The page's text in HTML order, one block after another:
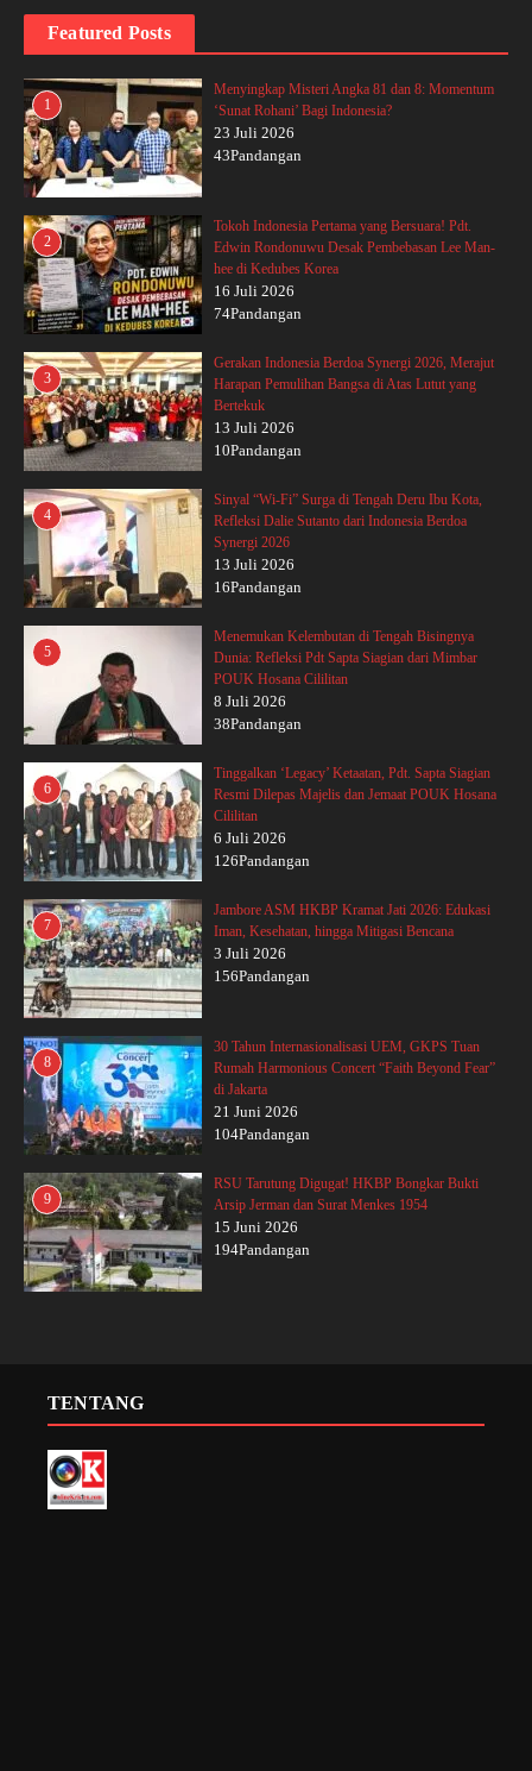
Featured Posts
1
Menyingkap Misteri Angka 81 dan 8: Momentum
‘Sunat Rohani’ Bagi Indonesia?
23 Juli 2026
43Pandangan
2
Tokoh Indonesia Pertama yang Bersuara! Pdt.
Edwin Rondonuwu Desak Pembebasan Lee Man-
hee di Kedubes Korea
16 Juli 2026
74Pandangan
3
Gerakan Indonesia Berdoa Synergi 2026, Merajut
Harapan Pemulihan Bangsa di Atas Lutut yang
Bertekuk
13 Juli 2026
10Pandangan
4
Sinyal “Wi-Fi” Surga di Tengah Deru Ibu Kota,
Refleksi Dalie Sutanto dari Indonesia Berdoa
Synergi 2026
13 Juli 2026
16Pandangan
5
Menemukan Kelembutan di Tengah Bisingnya
Dunia: Refleksi Pdt Sapta Siagian dari Mimbar
POUK Hosana Cililitan
8 Juli 2026
38Pandangan
6
Tinggalkan ‘Legacy’ Ketaatan, Pdt. Sapta Siagian
Resmi Dilepas Majelis dan Jemaat POUK Hosana
Cililitan
6 Juli 2026
126Pandangan
7
Jambore ASM HKBP Kramat Jati 2026: Edukasi
Iman, Kesehatan, hingga Mitigasi Bencana
3 Juli 2026
156Pandangan
8
30 Tahun Internasionalisasi UEM, GKPS Tuan
Rumah Harmonious Concert “Faith Beyond Fear”
di Jakarta
21 Juni 2026
104Pandangan
9
RSU Tarutung Digugat! HKBP Bongkar Bukti
Arsip Jerman dan Surat Menkes 1954
15 Juni 2026
194Pandangan
TENTANG